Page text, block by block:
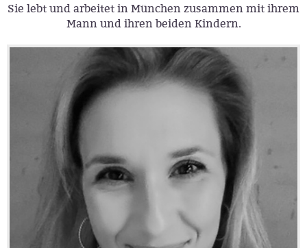
Sie lebt und arbeitet in München zusammen mit ihrem
Mann und ihren beiden Kindern.